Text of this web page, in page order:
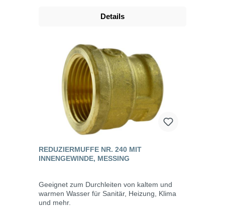
Details
REDUZIERMUFFE NR. 240 MIT
INNENGEWINDE, MESSING
Geeignet zum Durchleiten von kaltem und
warmen Wasser für Sanitär, Heizung, Klima
und mehr.